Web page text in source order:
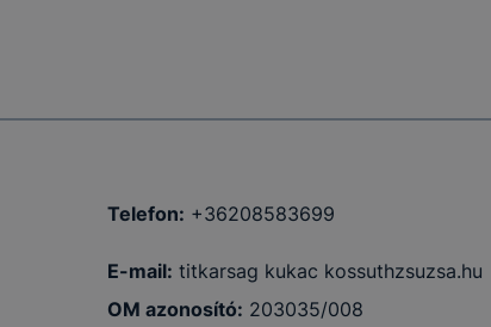
Telefon: +36208583699
E-mail: titkarsag kukac kossuthzsuzsa.hu
OM azonosító: 203035/008